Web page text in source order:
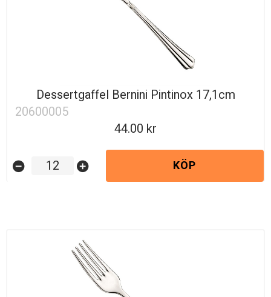
Dessertgaffel Bernini Pintinox 17,1cm
20600005
44.00
remove_circle add_circle KÖP